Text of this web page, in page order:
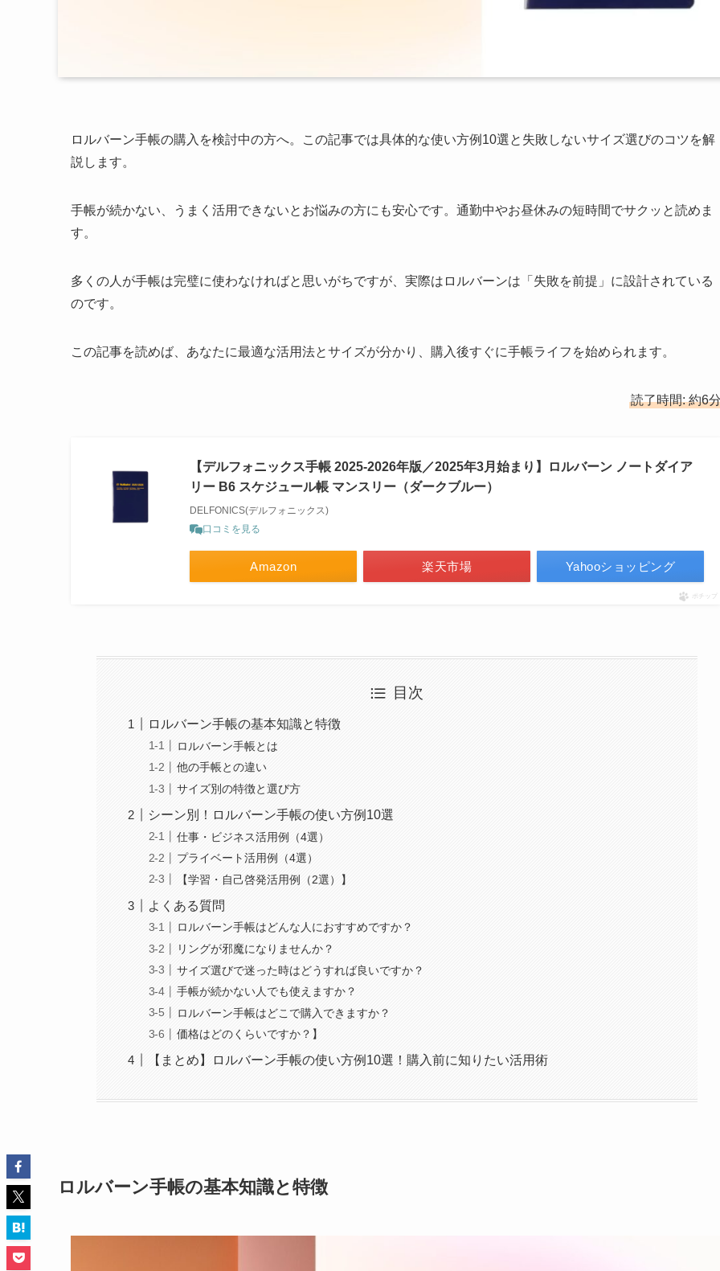
ロルバーン手帳の購入を検討中の方へ。この記事では具体的な使い方例10選と失敗しないサイズ選びのコツを解
説します。
手帳が続かない、うまく活用できないとお悩みの方にも安心です。通勤中やお昼休みの短時間でサクッと読めま
す。
多くの人が手帳は完璧に使わなければと思いがちですが、実際はロルバーンは「失敗を前提」に設計されている
のです。
この記事を読めば、あなたに最適な活用法とサイズが分かり、購入後すぐに手帳ライフを始められます。
読了時間: 約6
【デルフォニックス手帳 2025-2026年版／2025年3月始まり】ロルバーン ノートダイア
リー B6 スケジュール帳 マンスリー（ダークブルー）
DELFONICS(デルフォニックス)
口コミを見る
Amazon 楽天市場 Yahooショッピング
ポチップ
目次
ロルバーン手帳の基本知識と特徴
ロルバーン手帳とは
他の手帳との違い
サイズ別の特徴と選び方
シーン別！ロルバーン手帳の使い方例10選
仕事・ビジネス活用例（4選）
プライベート活用例（4選）
【学習・自己啓発活用例（2選）】
よくある質問
ロルバーン手帳はどんな人におすすめですか？
リングが邪魔になりませんか？
サイズ選びで迷った時はどうすれば良いですか？
手帳が続かない人でも使えますか？
ロルバーン手帳はどこで購入できますか？
価格はどのくらいですか？】
【まとめ】ロルバーン手帳の使い方例10選！購入前に知りたい活用術
ロルバーン手帳の基本知識と特徴